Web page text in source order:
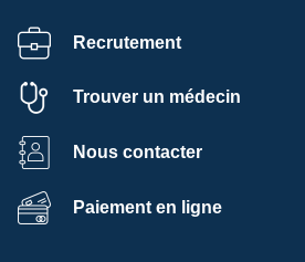
Recrutement
Trouver un médecin
Nous contacter
Paiement en ligne